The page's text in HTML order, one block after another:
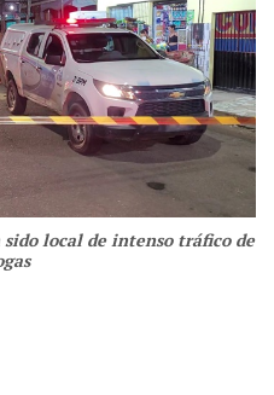
local de intenso tráfico de